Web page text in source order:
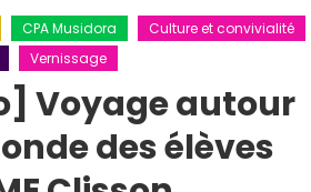
CPA Musidora
Culture et convivialité
Vernissage
Voyage autour
des élèves